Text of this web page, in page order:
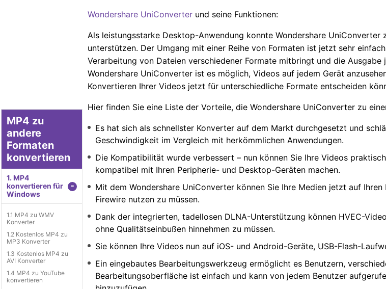
MP4 zu
andere
Formaten
konvertieren
1. MP4
konvertieren für
Windows
-
1.1 MP4 zu WMV
Konverter
1.2 Kostenlos MP4 zu
MP3 Konverter
1.3 Kostenlos MP4 zu
AVI Konverter
1.4 MP4 zu YouTube
konvertieren
Wondershare UniConverter und seine Funktionen:
Als leistungsstarke Desktop-Anwendung konnte Wondershare
unterstützen. Der Umgang mit einer Reihe von Formaten ist jetzt sehr
Verarbeitung von Dateien verschiedener Formate mitbringt und die
Wondershare UniConverter ist es möglich, Videos auf jedem Gerät
Konvertieren Ihrer Videos jetzt für unterschiedliche Formate entscheiden
Hier finden Sie eine Liste der Vorteile, die Wondershare UniConverter zu
Es hat sich als schnellster Konverter auf dem Markt durchgesetzt und
Geschwindigkeit im Vergleich mit herkömmlichen Anwendungen.
Die Kompatibilität wurde verbessert – nun können Sie Ihre Videos
kompatibel mit Ihren Peripherie- und Desktop-Geräten machen.
Mit dem Wondershare UniConverter können Sie Ihre Medien jetzt auf
Firewire nutzen zu müssen.
Dank der integrierten, tadellosen DLNA-Unterstützung können HVEC-
ohne Qualitätseinbußen hinnehmen zu müssen.
Sie können Ihre Videos nun auf iOS- und Android-Geräte, USB-Flash-
Ein eingebautes Bearbeitungswerkzeug ermöglicht es Benutzern,
Bearbeitungsoberfläche ist einfach und kann von jedem Benutzer